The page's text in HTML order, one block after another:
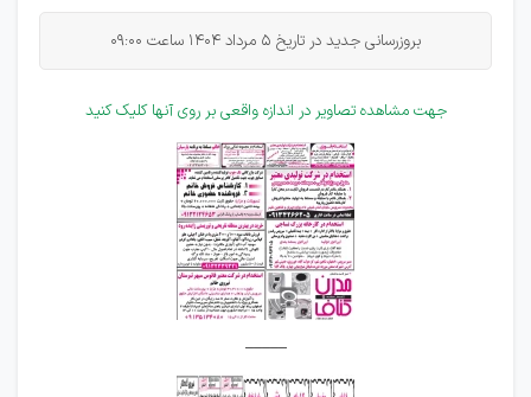
بروزرسانی جدید در تاریخ 5 مرداد 1404 ساعت 09:00
جهت مشاهده تصاویر در اندازه واقعی بر روی آنها کلیک کنید
_____